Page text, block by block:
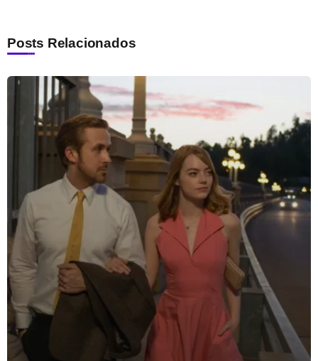
Posts Relacionados